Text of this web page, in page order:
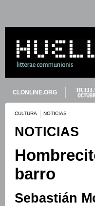
CLONLINE.ORG
CULTURA NOTICIAS
NOTICIAS
barro
Sebastián